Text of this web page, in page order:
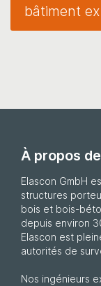
bâtiment
À propos
Elascon GmbH
structures
bois et bois-
depuis environ
Elascon est
autorités de
Nos ingénieurs